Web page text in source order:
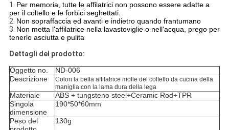
1. Per memoria, tutte le affilatrici non possono essere adatte a
per il coltello e le forbici seghettati.
2. Non sopraffaccia ed avanti e indietro quando frantumano
3. Non metta l'affilatrice nella lavastoviglie o nell'acqua, prego per
tenerlo asciutta e pulita
Dettagli del prodotto:
Oggetto no.
ND-006
Descrizione
Colori la bella affilatrice molle del coltello da cucina della
maniglia con la lama dura della lega
Materiale
ABS + tungsteno steel+Ceramic Rod+TPR
Singola
dimensione
190*50*60mm
Peso del
130g